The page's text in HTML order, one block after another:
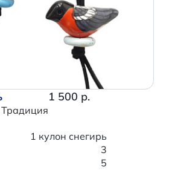
1 500 р.
1 кулон снегирь
3
5